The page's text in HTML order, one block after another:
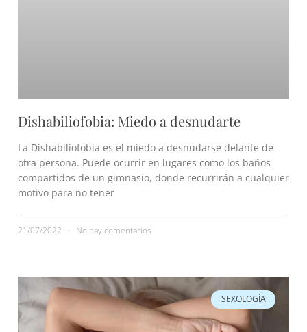
Dishabiliofobia: Miedo a desnudarte
La Dishabiliofobia es el miedo a desnudarse delante de
otra persona. Puede ocurrir en lugares como los baños
compartidos de un gimnasio, donde recurrirán a cualquier
motivo para no tener
21/07/2022 No hay comentarios
SEXOLOGÍA